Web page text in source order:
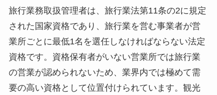
旅行業務取扱管理者は、旅行業法第11条の2に規定
された国家資格であり、旅行業を営む事業者が営
業所ごとに最低1名を選任しなければならない法定
資格です。資格保有者がいない営業所では旅行業
の営業が認められないため、業界内では極めて需
要の高い資格として位置付けられています。観光